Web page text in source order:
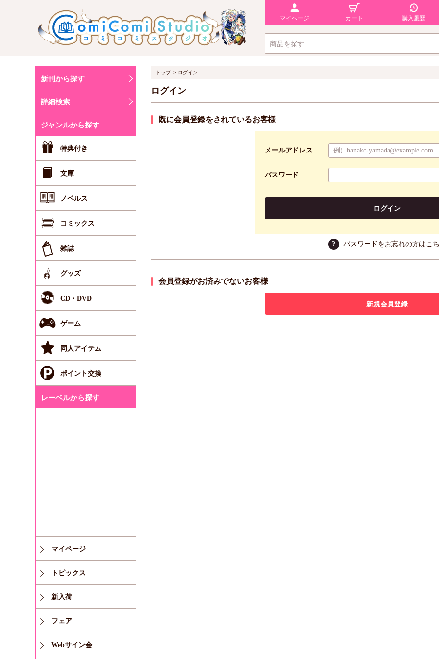
マイページ カート 購入履歴
新刊から探す
詳細検索
ジャンルから探す
特典付き
文庫
ノベルス
コミックス
雑誌
グッズ
CD・DVD
ゲーム
同人アイテム
ポイント交換
レーベルから探す
マイページ
トピックス
新入荷
フェア
Webサイン会
トップ ログイン
ログイン
既に会員登録をされているお客様
メールアドレス
パスワード
ログイン
? パスワードをお忘れの方はこ
会員登録がお済みでないお客様
新規会員登録